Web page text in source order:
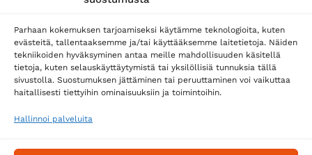
Parhaan kokemuksen tarjoamiseksi käytämme teknologioita, kuten
evästeitä, tallentaaksemme ja/tai käyttääksemme laitetietoja. Näiden
tekniikoiden hyväksyminen antaa meille mahdollisuuden käsitellä
tietoja, kuten selauskäyttäytymistä tai yksilöllisiä tunnuksia tällä
sivustolla. Suostumuksen jättäminen tai peruuttaminen voi vaikuttaa
haitallisesti tiettyihin ominaisuuksiin ja toimintoihin.
Hallinnoi palveluita
Postnord
Tilaa uutiskirje ja saat erikoisalennuksia